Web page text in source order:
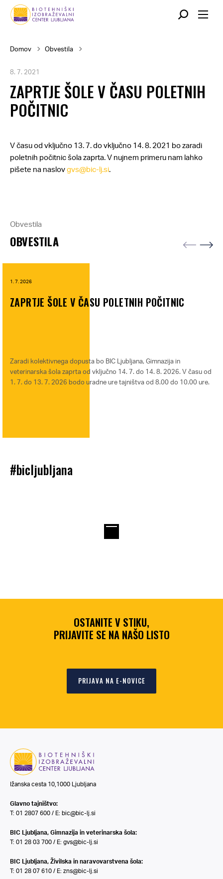
Skok
na
vsebino
Breadcrumb
Domov Obvestila
8. 7. 2021
ZAPRTJE ŠOLE V ČASU POLETNIH
POČITNIC
V času od vključno 13. 7. do vključno 14. 8. 2021 bo zaradi
poletnih počitnic šola zaprta. V nujnem primeru nam lahko
pišete na naslovgvs@bic-lj.si.
Obvestila
OBVESTILA
1. 7. 2026
ZAPRTJE ŠOLE V ČASU POLETNIH POČITNIC
Zaradi kolektivnega dopusta bo BIC Ljubljana, Gimnazija in
veterinarska šola zaprta od vključno 14. 7. do 14. 8. 2026. V času od
1. 7. do 13. 7. 2026 bodo uradne ure tajništva od 8.00 do 10.00 ure.
#bicljubljana
OSTANITE V STIKU,
PRIJAVITE SE NA NAŠO LISTO
PRIJAVA NA E-NOVICE
Ižanska cesta 10,1000 Ljubljana
Glavno tajništvo:
T: 01 2807 600 / E: bic@bic-lj.si
BIC Ljubljana, Gimnazija in veterinarska šola:
T: 01 28 03 700 / E: gvs@bic-lj.si
BIC Ljubljana, Živilska in naravovarstvena šola:
T: 01 28 07 610 / E: zns@bic-lj.si